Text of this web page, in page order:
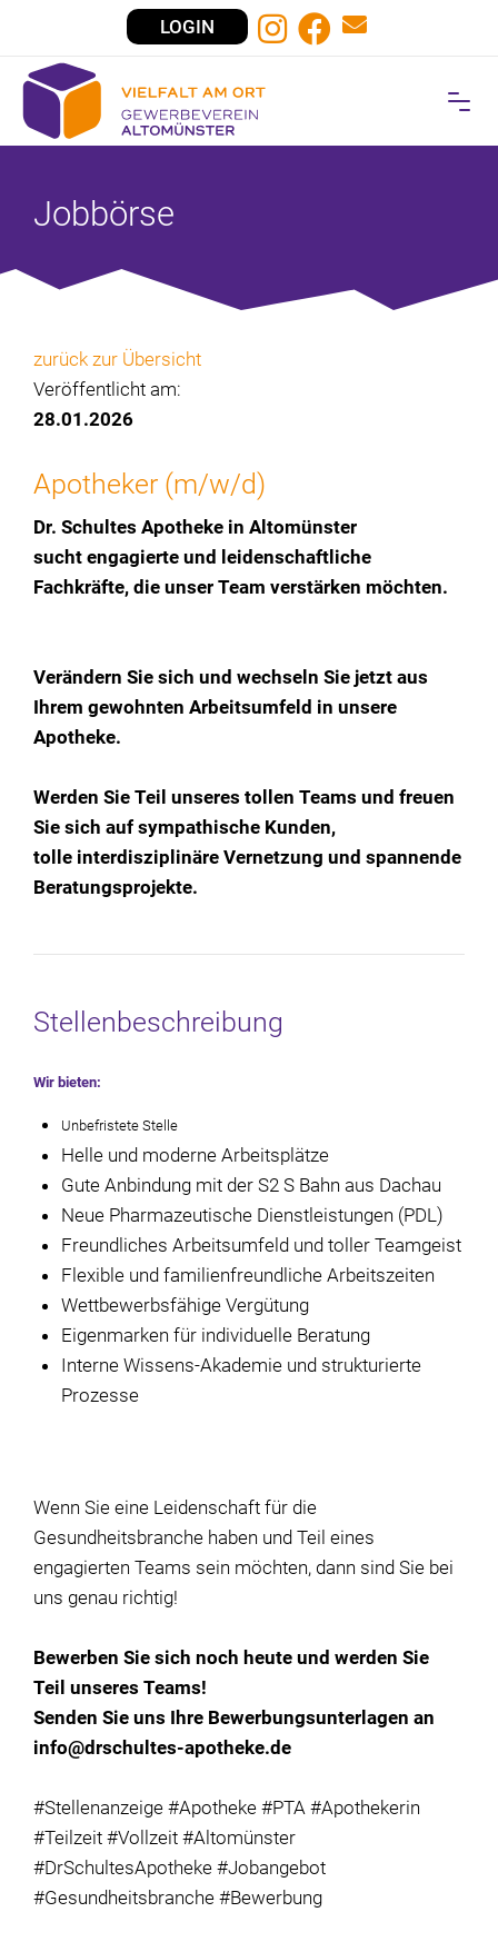
LOGIN
Jobbörse
zurück zur Übersicht
Veröffentlicht am:
28.01.2026
Apotheker (m/w/d)
Dr. Schultes Apotheke in Altomünster
sucht engagierte und leidenschaftliche
Fachkräfte, die unser Team verstärken möchten.
Verändern Sie sich und wechseln Sie jetzt aus
Ihrem gewohnten Arbeitsumfeld in unsere
Apotheke.
Werden Sie Teil unseres tollen Teams und freuen
Sie sich auf sympathische Kunden,
tolle interdisziplinäre Vernetzung und spannende
Beratungsprojekte.
Stellenbeschreibung
Wir bieten:
Unbefristete Stelle
Helle und moderne Arbeitsplätze
Gute Anbindung mit der S2 S Bahn aus Dachau
Neue Pharmazeutische Dienstleistungen (PDL)
Freundliches Arbeitsumfeld und toller Teamgeist
Flexible und familienfreundliche Arbeitszeiten
Wettbewerbsfähige Vergütung
Eigenmarken für individuelle Beratung
Interne Wissens-Akademie und strukturierte
Prozesse
Wenn Sie eine Leidenschaft für die
Gesundheitsbranche haben und Teil eines
engagierten Teams sein möchten, dann sind Sie bei
uns genau richtig!
Bewerben Sie sich noch heute und werden Sie
Teil unseres Teams!
Senden Sie uns Ihre Bewerbungsunterlagen an
info@drschultes-apotheke.de
#Stellenanzeige #Apotheke #PTA #Apothekerin
#Teilzeit #Vollzeit #Altomünster
#DrSchultesApotheke #Jobangebot
#Gesundheitsbranche #Bewerbung